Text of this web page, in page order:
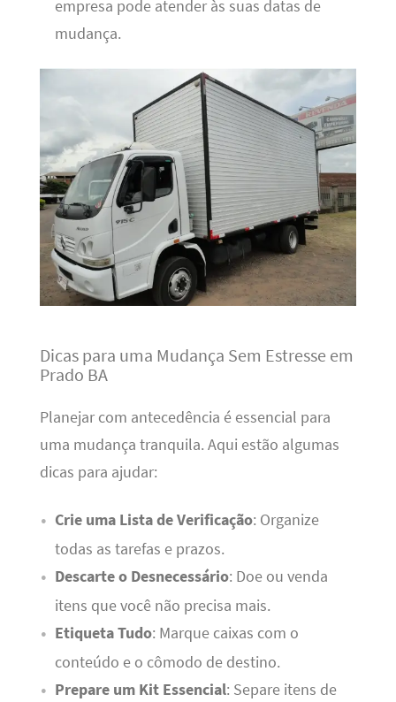
empresa pode atender às suas datas de
mudança.
Dicas para uma Mudança Sem Estresse em
Prado BA
Planejar com antecedência é essencial para
uma mudança tranquila. Aqui estão algumas
dicas para ajudar:
Crie uma Lista de Verificação: Organize
todas as tarefas e prazos.
Descarte o Desnecessário: Doe ou venda
itens que você não precisa mais.
Etiqueta Tudo: Marque caixas com o
conteúdo e o cômodo de destino.
Prepare um Kit Essencial: Separe itens de